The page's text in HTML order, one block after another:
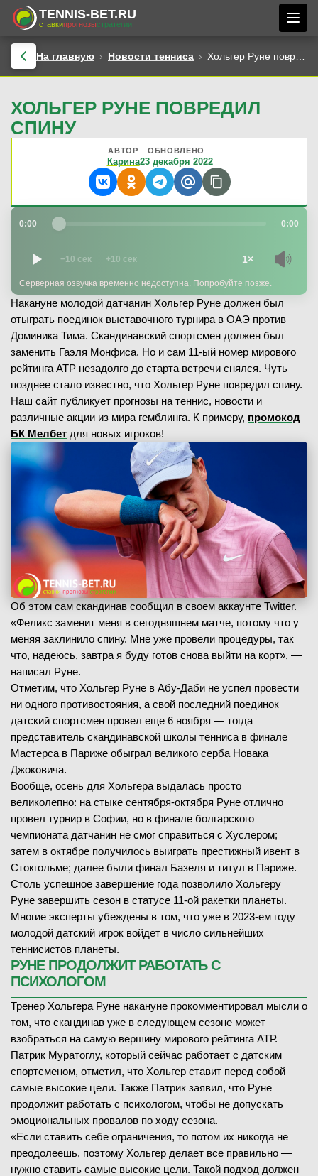
TENNIS-BET.RU
ставкипрогнозыстратегии
На главную Новости тенниса Хольгер Руне повредил спину
ХОЛЬГЕР РУНЕ ПОВРЕДИЛ
СПИНУ
АВТОР
Карина
ОБНОВЛЕНО
23 декабря 2022
0:00 0:00
−10 сек +10 сек 1×
Серверная озвучка временно недоступна. Попробуйте позже.
Накануне молодой датчанин Хольгер Руне должен был
отыграть поединок выставочного турнира в ОАЭ против
Доминика Тима. Скандинавский спортсмен должен был
заменить Гаэля Монфиса. Но и сам 11-ый номер мирового
рейтинга АТР незадолго до старта встречи снялся. Чуть
позднее стало известно, что Хольгер Руне повредил спину.
Наш сайт публикует прогнозы на теннис, новости и
различные акции из мира гемблинга. К примеру, промокод
БК Мелбет для новых игроков!
Об этом сам скандинав сообщил в своем аккаунте Twitter.
«Феликс заменит меня в сегодняшнем матче, потому что у
меняя заклинило спину. Мне уже провели процедуры, так
что, надеюсь, завтра я буду готов снова выйти на корт», —
написал Руне.
Отметим, что Хольгер Руне в Абу-Даби не успел провести
ни одного противостояния, а свой последний поединок
датский спортсмен провел еще 6 ноября — тогда
представитель скандинавской школы тенниса в финале
Мастерса в Париже обыграл великого серба Новака
Джоковича.
Вообще, осень для Хольгера выдалась просто
великолепно: на стыке сентября-октября Руне отлично
провел турнир в Софии, но в финале болгарского
чемпионата датчанин не смог справиться с Хуслером;
затем в октябре получилось выиграть престижный ивент в
Стокгольме; далее были финал Базеля и титул в Париже.
Столь успешное завершение года позволило Хольгеру
Руне завершить сезон в статусе 11-ой ракетки планеты.
Многие эксперты убеждены в том, что уже в 2023-ем году
молодой датский игрок войдет в число сильнейших
теннисистов планеты.
РУНЕ ПРОДОЛЖИТ РАБОТАТЬ С
ПСИХОЛОГОМ
Тренер Хольгера Руне накануне прокомментировал мысли о
том, что скандинав уже в следующем сезоне может
взобраться на самую вершину мирового рейтинга АТР.
Патрик Муратоглу, который сейчас работает с датским
спортсменом, отметил, что Хольгер ставит перед собой
самые высокие цели. Также Патрик заявил, что Руне
продолжит работать с психологом, чтобы не допускать
эмоциональных провалов по ходу сезона.
«Если ставить себе ограничения, то потом их никогда не
преодолеешь, поэтому Хольгер делает все правильно —
нужно ставить самые высокие цели. Такой подход должен